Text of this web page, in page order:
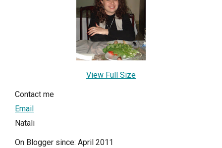
View Full Size
Contact me
Email
Natali
On Blogger since: April 2011